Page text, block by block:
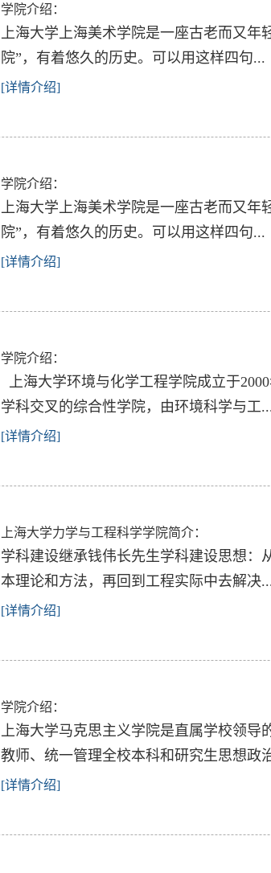
学院介绍：
上海大学上海美术学院是一座古老而又
院”，有着悠久的历史。可以用这样四句...
[详情介绍]
学院介绍：
上海大学上海美术学院是一座古老而又
院”，有着悠久的历史。可以用这样四句...
[详情介绍]
学院介绍：
上海大学环境与化学工程学院成立于
学科交叉的综合性学院，由环境科学与工
[详情介绍]
上海大学力学与工程科学学院简介：
学科建设继承钱伟长先生学科建设思想：
本理论和方法，再回到工程实际中去解决
[详情介绍]
学院介绍：
上海大学马克思主义学院是直属学校领
教师、统一管理全校本科和研究生思想政
[详情介绍]